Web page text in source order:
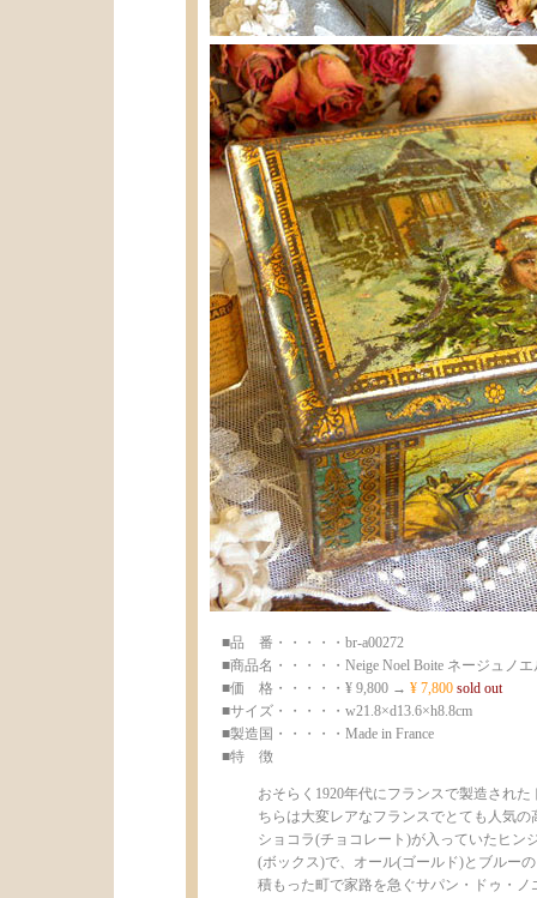
■品 番・・・・・br-a00272
■商品名・・・・・Neige Noel Boite ネージュノ
■価 格・・・・・¥ 9,800 → ¥ 7,800 sold out
■サイズ・・・・・w21.8×d13.6×h8.8cm
■製造国・・・・・Made in France
■特 徴
おそらく1920年代にフランスで製造され
ちらは大変レアなフランスでとても人気
ショコラ(チョコレート)が入っていたヒン
(ボックス)で、オール(ゴールド)とブルー
積もった町で家路を急ぐサパン・ドゥ・